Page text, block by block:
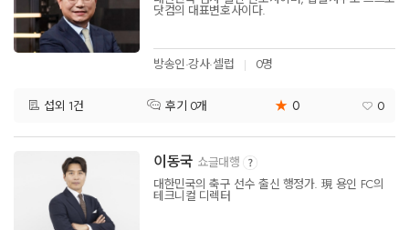
닷컴의 대표변호사이다.
방송인·강사·셀럽 0명
섭외 1건 후기 0개 ★ 0 0
이동국 쇼글대행
대한민국의 축구 선수 출신 행정가. 現 용인 FC의
테크니컬 디렉터